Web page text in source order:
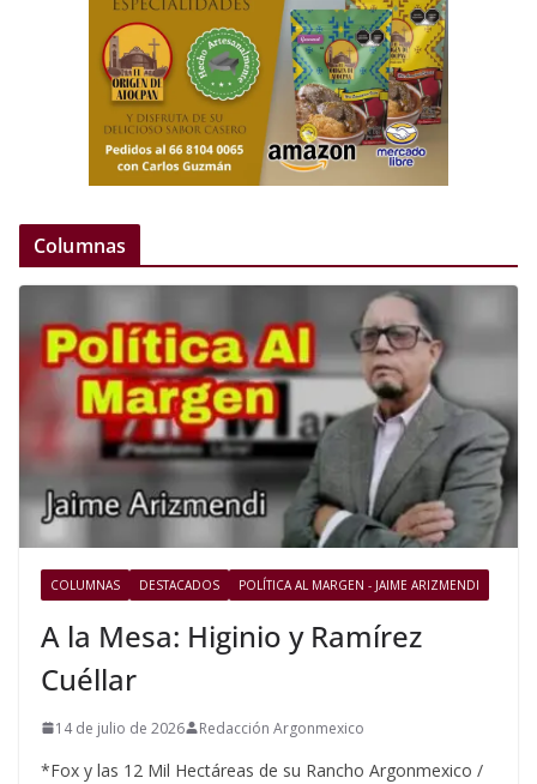
Columnas
COLUMNAS DESTACADOS POLÍTICA AL MARGEN - JAIME ARIZMENDI
A la Mesa: Higinio y Ramírez
Cuéllar
14 de julio de 2026 Redacción Argonmexico
*Fox y las 12 Mil Hectáreas de su Rancho Argonmexico /